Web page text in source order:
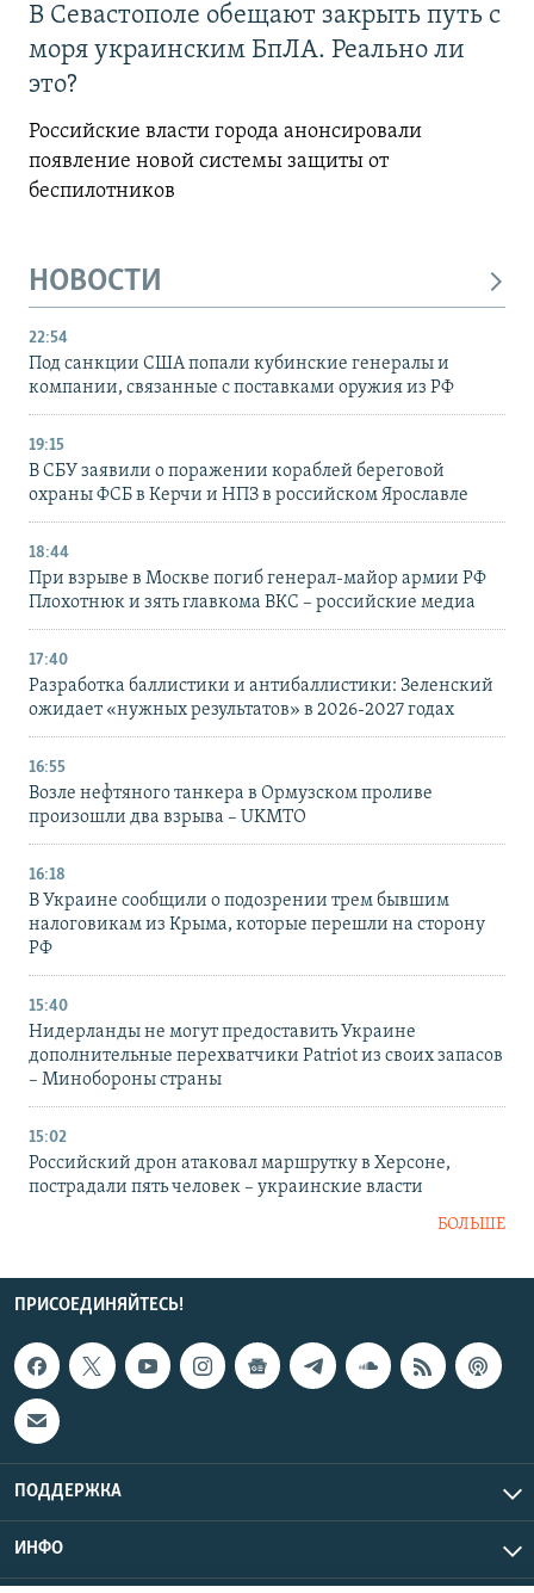
В Севастополе обещают закрыть путь с
моря украинским БпЛА. Реально ли
это?
Российские власти города анонсировали
появление новой системы защиты от
беспилотников
НОВОСТИ
22:54
Под санкции США попали кубинские генералы и
компании, связанные с поставками оружия из РФ
19:15
В СБУ заявили о поражении кораблей береговой
охраны ФСБ в Керчи и НПЗ в российском Ярославле
18:44
При взрыве в Москве погиб генерал-майор армии РФ
Плохотнюк и зять главкома ВКС – российские медиа
17:40
Разработка баллистики и антибаллистики: Зеленский
ожидает «нужных результатов» в 2026-2027 годах
16:55
Возле нефтяного танкера в Ормузском проливе
произошли два взрыва – UKMTO
16:18
В Украине сообщили о подозрении трем бывшим
налоговикам из Крыма, которые перешли на сторону
РФ
15:40
Нидерланды не могут предоставить Украине
дополнительные перехватчики Patriot из своих запасов
– Минобороны страны
15:02
Российский дрон атаковал маршрутку в Херсоне,
пострадали пять человек – украинские власти
БОЛЬШЕ
ПРИСОЕДИНЯЙТЕСЬ!
ПОДДЕРЖКА
ИНФО